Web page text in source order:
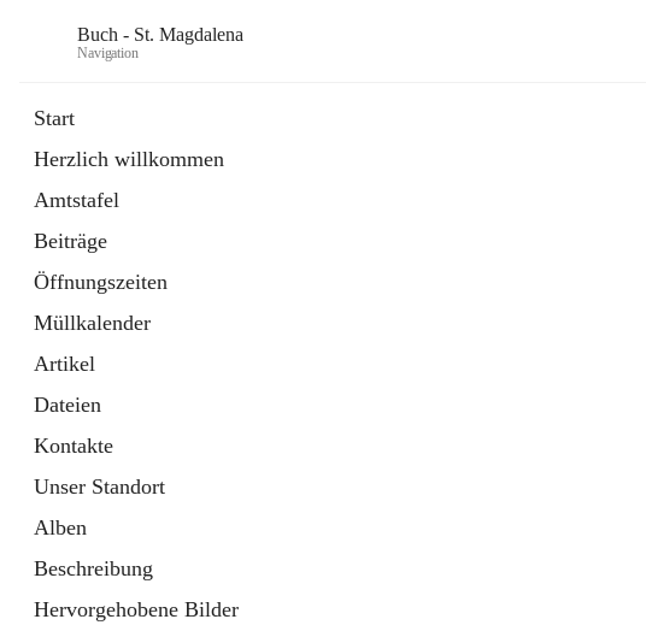
Buch - St. Magdalena
Navigation
Start
Herzlich willkommen
Amtstafel
Beiträge
Öffnungszeiten
Müllkalender
Artikel
Dateien
Kontakte
Unser Standort
Alben
Beschreibung
Hervorgehobene Bilder